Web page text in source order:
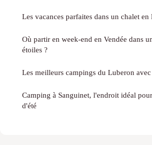
Les vacances parfaites dans un chalet en
Où partir en week-end en Vendée dans
étoiles ?
Les meilleurs campings du Luberon
Camping à Sanguinet, l'endroit idéal
d'été